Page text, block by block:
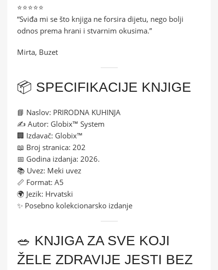
⭐⭐⭐⭐⭐
“Sviđa mi se što knjiga ne forsira dijetu, nego bolji
odnos prema hrani i stvarnim okusima.”
Mirta, Buzet
📦 SPECIFIKACIJE KNJIGE
📘 Naslov: PRIRODNA KUHINJA
✍️ Autor: Globix™ System
🏢 Izdavač: Globix™
📖 Broj stranica: 202
📅 Godina izdanja: 2026.
📚 Uvez: Meki uvez
📏 Format: A5
🌍 Jezik: Hrvatski
✨ Posebno kolekcionarsko izdanje
🥗 KNJIGA ZA SVE KOJI
ŽELE ZDRAVIJE JESTI BEZ